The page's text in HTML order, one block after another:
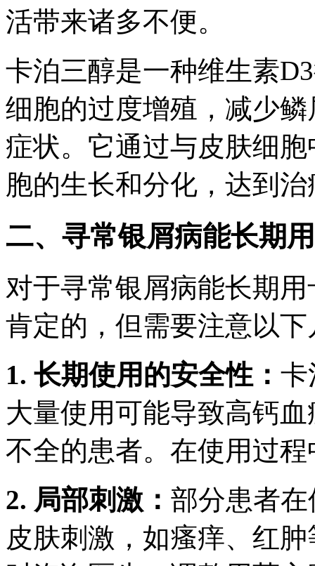
活带来诸多不便。
卡泊三醇是一种维生素
细胞的过度增殖，减少
症状。它通过与皮肤细
胞的生长和分化，达到
二、寻常银屑病能长期
对于寻常银屑病能长期
肯定的，但需要注意以下
1. 长期使用的安全性： 卡
大量使用可能导致高钙
不全的患者。在使用过
2. 局部刺激： 部分患者
皮肤刺激，如瘙痒、红